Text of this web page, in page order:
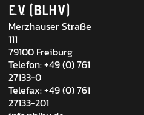
E.V. (BLHV)
Merzhauser Straße
111
79100 Freiburg
Telefon: +49 (0) 761
27133-0
Telefax: +49 (0) 761
27133-201